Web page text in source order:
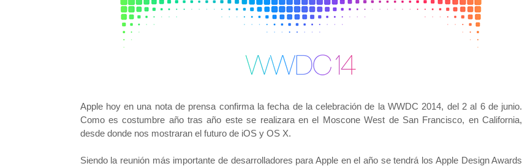
Apple hoy en una nota de prensa confirma la fecha de la celebración de la WWDC 2014, del 2 al 6 de junio.
Como es costumbre año tras año este se realizara en el Moscone West de San Francisco, en California,
desde donde nos mostraran el futuro de iOS y OS X.
Siendo la reunión más importante de desarrolladores para Apple en el año se tendrá los Apple Design Awards